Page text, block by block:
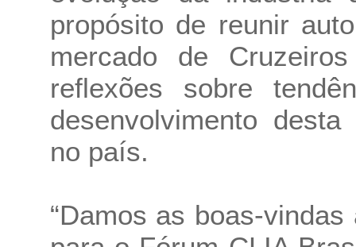
propósito de reunir
mercado de
reflexões sobre
desenvolvimento
no país.
“Damos as boas-